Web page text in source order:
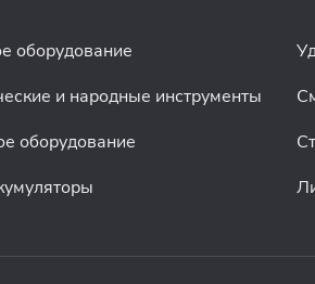
оборудование
и народные инструменты
оборудование